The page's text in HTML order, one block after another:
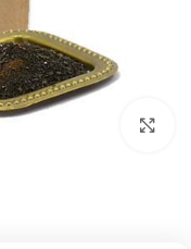
بزرگنمایی تصویر